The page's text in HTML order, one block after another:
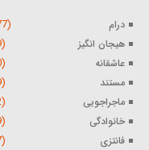
درام (21677)
هیجان انگیز (9149)
عاشقانه (6520)
مستند (5539)
ماجراجویی (3842)
خانوادگی (2819)
فانتزی (2597)